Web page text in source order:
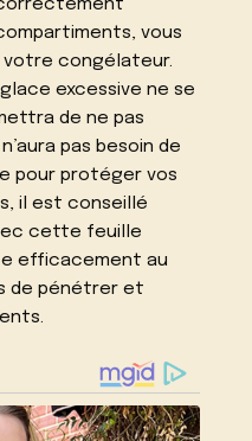
correctement
vous
votre congélateur.
excessive ne se
de ne pas
pas besoin de
pour protéger vos
il est conseillé
cette feuille
efficacement au
de pénétrer et